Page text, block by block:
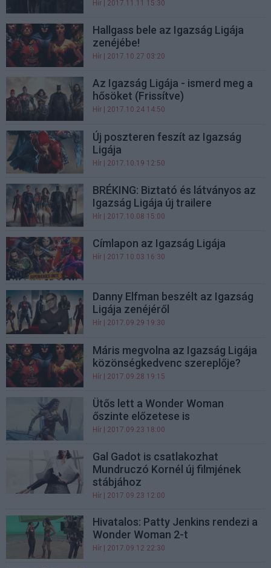
Hír | 2017.11.11 15:30
Hallgass bele az Igazság Ligája
zenéjébe!
Hír | 2017.10.27 03:20
Az Igazság Ligája - ismerd meg a
hősöket (Frissítve)
Hír | 2017.10.24 14:50
Új poszteren feszít az Igazság
Ligája
Hír | 2017.10.19 12:50
BRÉKING: Biztató és látványos az
Igazság Ligája új trailere
Hír | 2017.10.08 15:00
Címlapon az Igazság Ligája
Hír | 2017.10.03 16:30
Danny Elfman beszélt az Igazság
Ligája zenéjéről
Hír | 2017.09.29 19:30
Máris megvolna az Igazság Ligája
közönségkedvenc szereplője?
Hír | 2017.09.28 19:15
Ütős lett a Wonder Woman
őszinte előzetese is
Hír | 2017.09.23 18:00
Gal Gadot is csatlakozhat
Mundruczó Kornél új filmjének
stábjához
Hír | 2017.09.23 12:00
Hivatalos: Patty Jenkins rendezi a
Wonder Woman 2-t
Hír | 2017.09.12 22:30